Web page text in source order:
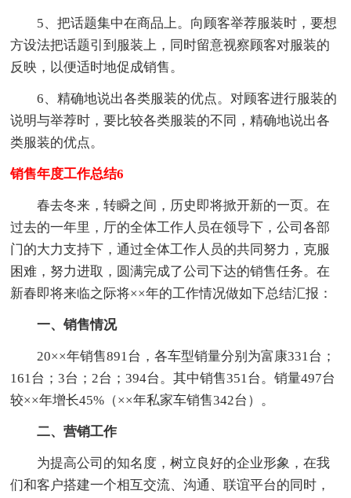
5、把话题集中在商品上。向顾客举荐服装时，要想
方设法把话题引到服装上，同时留意视察顾客对服装的
反映，以便适时地促成销售。
6、精确地说出各类服装的优点。对顾客进行服装的
说明与举荐时，要比较各类服装的不同，精确地说出各
类服装的优点。
销售年度工作总结6
春去冬来，转瞬之间，历史即将掀开新的一页。在
过去的一年里，厅的全体工作人员在领导下，公司各部
门的大力支持下，通过全体工作人员的共同努力，克服
困难，努力进取，圆满完成了公司下达的销售任务。在
新春即将来临之际将××年的工作情况做如下总结汇报：
一、销售情况
20××年销售891台，各车型销量分别为富康331台；
161台；3台；2台；394台。其中销售351台。销量497台
较××年增长45%（××年私家车销售342台）。
二、营销工作
为提高公司的知名度，树立良好的企业形象，在我
们和客户搭建一个相互交流、沟通、联谊平台的同时，